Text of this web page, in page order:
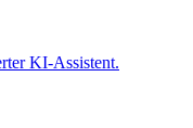
KI-Assistent.